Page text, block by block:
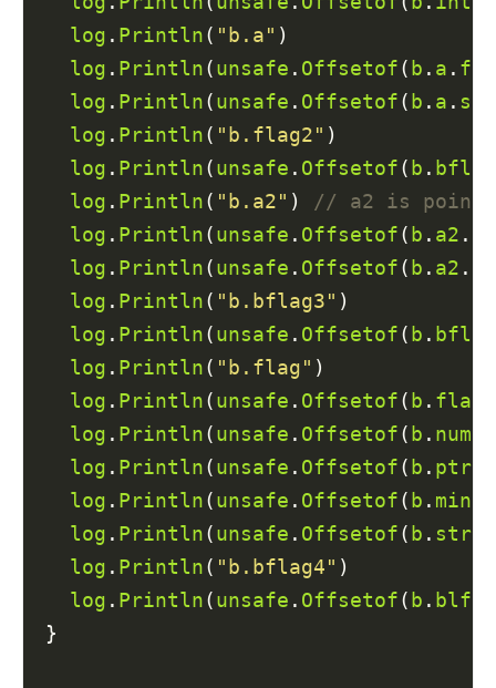
log . Println( "b.a" )
log . Println(unsafe . Offsetof(b . a .
log . Println(unsafe . Offsetof(b . a .
log . Println( "b.flag2" )
log . Println(unsafe . Offsetof(b .
log . Println( "b.a2" )
log . Println(unsafe . Offsetof(b . a2 .
log . Println(unsafe . Offsetof(b . a2 .
log . Println( "b.bflag3" )
log . Println(unsafe . Offsetof(b .
log . Println( "b.flag" )
log . Println(unsafe . Offsetof(b . flag
log . Println(unsafe . Offsetof(b . num
log . Println(unsafe . Offsetof(b . ptr
log . Println(unsafe . Offsetof(b . mini
log . Println(unsafe . Offsetof(b . strs
log . Println( "b.bflag4" )
log . Println(unsafe . Offsetof(b .
}